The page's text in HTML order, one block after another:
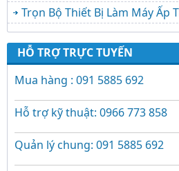
Trọn Bộ Thiết Bị Làm Máy Ấp
HỖ TRỢ TRỰC TUYẾN
Mua hàng : 091 5885 692
Hỗ trợ kỹ thuật: 0966 773 858
Quản lý chung: 091 5885 692